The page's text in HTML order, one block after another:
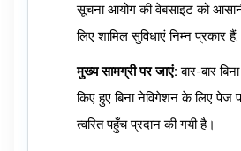
सूचना आयोग की वेबसाइट को
लिए शामिल सुविधाएं निम्न प्रकार हैं:
मुख्य सामग्री पर जाएं: बार-बार
किए हुए बिना नेविगेशन के लिए पेज
त्वरित पहुँच प्रदान की गयी है।